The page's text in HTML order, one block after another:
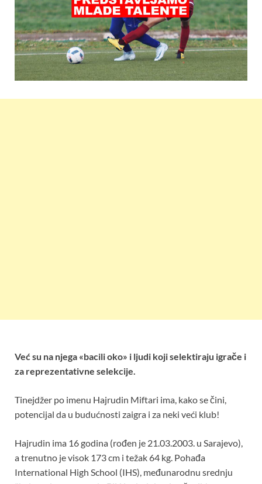
Već su na njega «bacili oko» i ljudi koji selektiraju igrače i
za reprezentativne selekcije.
Tinejdžer po imenu Hajrudin Miftari ima, kako se čini,
potencijal da u budućnosti zaigra i za neki veći klub!
Hajrudin ima 16 godina (rođen je 21.03.2003. u Sarajevo),
a trenutno je visok 173 cm i težak 64 kg. Pohađa
International High School (IHS), međunarodnu srednju